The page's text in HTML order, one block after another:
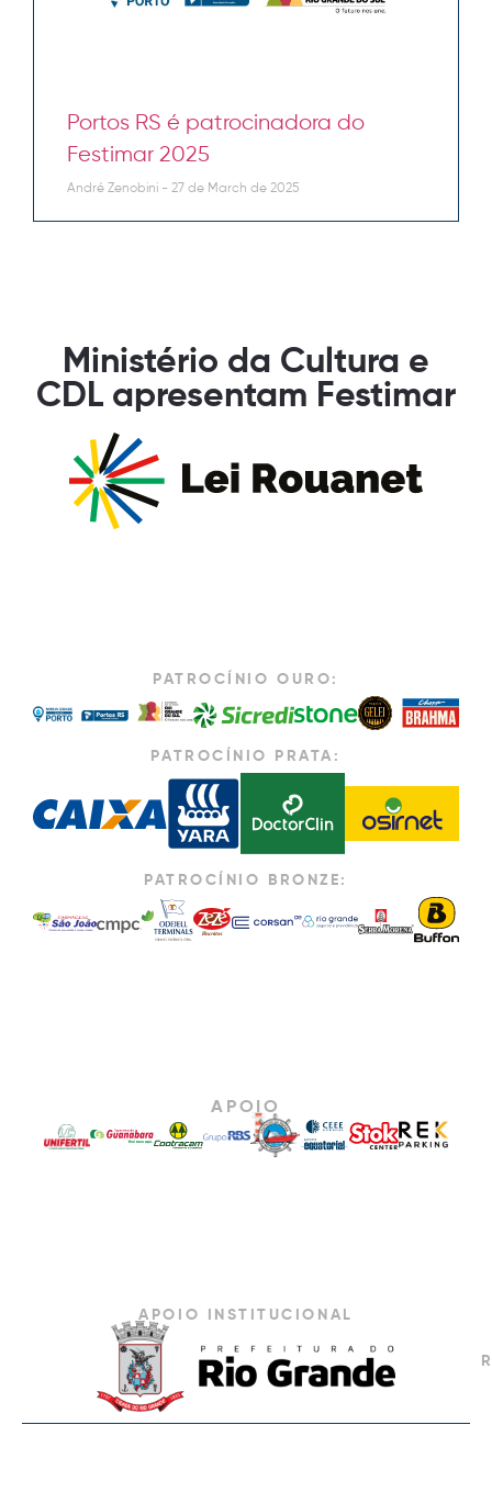
Portos RS é patrocinadora do
Festimar 2025
André Zenobini 27 de March de 2025
Ministério da Cultura e
CDL apresentam Festimar
PATROCÍNIO OURO:
PATROCÍNIO PRATA:
PATROCÍNIO BRONZE:
APOIO
APOIO INSTITUCIONAL